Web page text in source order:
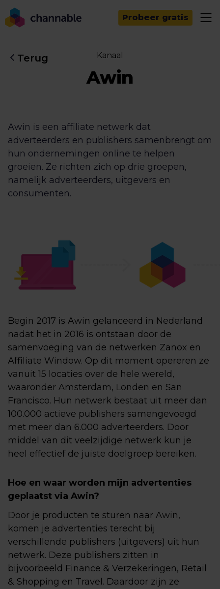
Probeer gratis
Terug Kanaal
Awin
Awin is een affiliate netwerk dat
adverteerders en publishers samenbrengt om
hun ondernemingen online te helpen
groeien. Ze richten zich op drie groepen,
namelijk adverteerders, uitgevers en
consumenten.
Begin 2017 is Awin gelanceerd in Nederland
nadat het in 2016 is ontstaan door de
samenvoeging van de netwerken Zanox en
Affiliate Window. Op dit moment opereren ze
vanuit 15 locaties over de hele wereld,
waaronder Amsterdam, Londen en San
Francisco. Hun netwerk bestaat uit meer dan
100.000 actieve publishers samengevoegd
met meer dan 6.000 adverteerders. Door
middel van dit veelzijdige netwerk kun je
heel effectief de juiste doelgroep bereiken.
Hoe en waar worden mijn advertenties
geplaatst via Awin?
Door je producten te sturen naar Awin,
komen je advertenties terecht bij
verschillende publishers (uitgevers) uit hun
netwerk. Deze publishers zitten in
bijvoorbeeld Finance & Verzekeringen, Retail
& Shopping en Travel. Daardoor zijn ze